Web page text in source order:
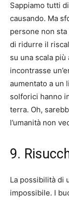
Sappiamo tutti
causando. Ma
persone non
di ridurre il
su una scala più
incontrasse
aumentato a un
solforici hanno
terra. Oh,
l’umanità non
9.
La possibilità di
impossibile. I